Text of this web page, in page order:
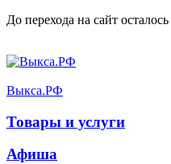
До перехода на сайт осталось
Выкса.РФ
Товары и услуги
Афиша